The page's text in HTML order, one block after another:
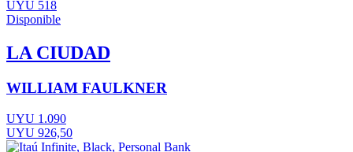
UYU 518
Disponible
LA CIUDAD
WILLIAM FAULKNER
UYU 1.090
UYU 926,50